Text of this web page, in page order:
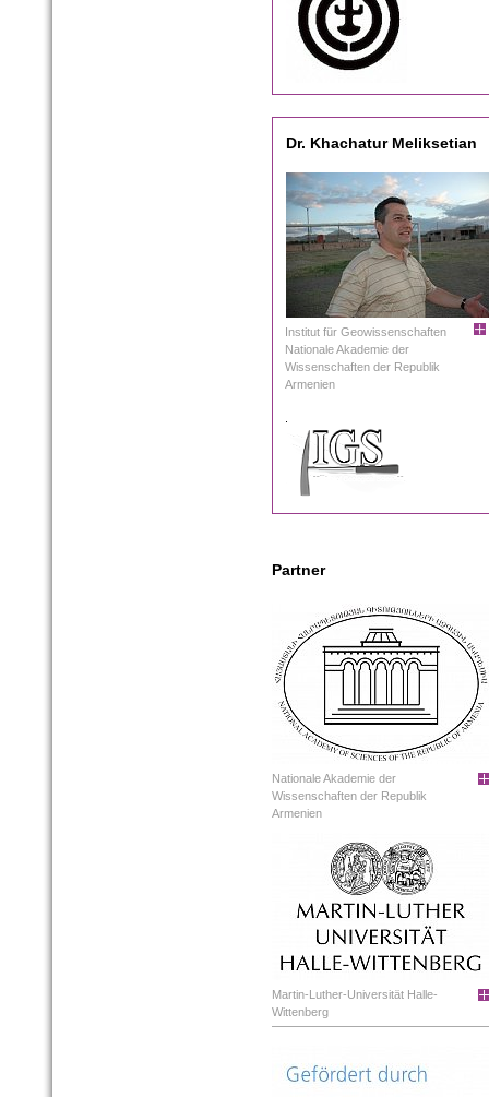
Dr. Khachatur Meliksetian
Institut für Geowissenschaften
Nationale Akademie der
Wissenschaften der Republik
Armenien
Partner
Nationale Akademie der
Wissenschaften der Republik
Armenien
Martin-Luther-Universität Halle-
Wittenberg